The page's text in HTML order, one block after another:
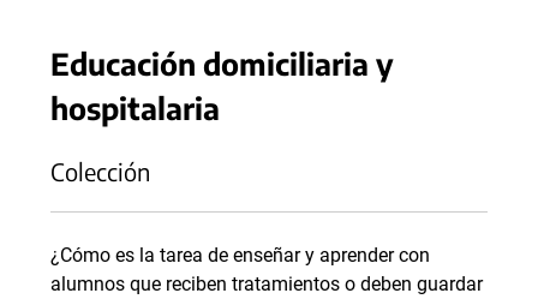
Educación domiciliaria y
hospitalaria
Colección
¿Cómo es la tarea de enseñar y aprender con
alumnos que reciben tratamientos o deben guardar